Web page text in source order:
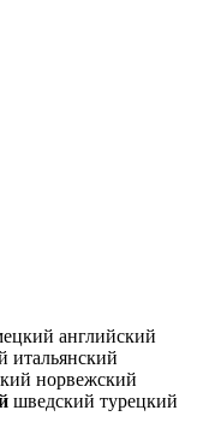
английский
итальянский
норвежский
шведский турецкий